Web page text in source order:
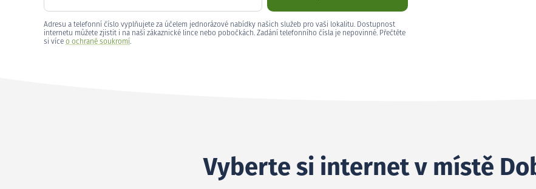
Adresu a telefonní číslo vyplňujete za účelem jednorázové nabídky našich služeb pro vaši lokalitu. Dostupnost
internetu můžete zjistit i na naší zákaznické lince nebo pobočkách. Zadání telefonního čísla je nepovinné. Přečtěte
si více o ochraně soukromí.
Vyberte si internet v místě